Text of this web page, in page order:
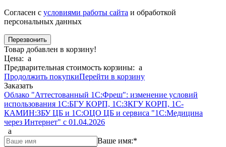
Согласен с условиями работы сайта и обработкой
персональных данных
Товар добавлен в корзину!
Цена: a
Предварительная стоимость корзины: a
Продолжить покупкиПерейти в корзину
Заказать
Облако "Аттестованный 1С:Фреш": изменение условий
использования 1С:БГУ КОРП, 1С:ЗКГУ КОРП, 1С-
КАМИН:ЗБУ ЦБ и 1С:ОЦО ЦБ и сервиса "1С:Медицина
через Интернет" с 01.04.2026
a
Ваше имя:*